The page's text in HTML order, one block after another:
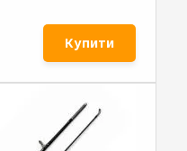
Купити